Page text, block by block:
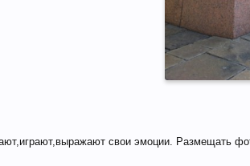
свои эмоции. Размещать